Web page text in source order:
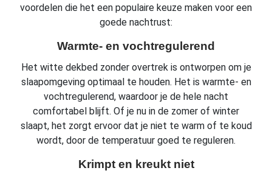
voordelen die het een populaire keuze maken voor een
goede nachtrust:
Warmte- en vochtregulerend
Het witte dekbed zonder overtrek is ontworpen om je
slaapomgeving optimaal te houden. Het is warmte- en
vochtregulerend, waardoor je de hele nacht
comfortabel blijft. Of je nu in de zomer of winter
slaapt, het zorgt ervoor dat je niet te warm of te koud
wordt, door de temperatuur goed te reguleren.
Krimpt en kreukt niet